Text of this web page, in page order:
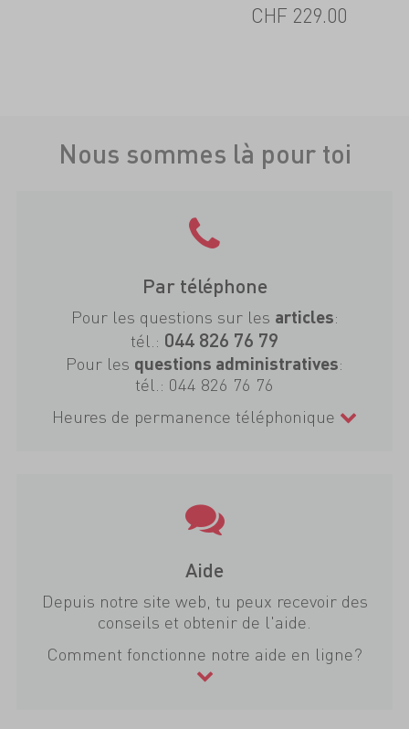
CHF 229.00
Nous sommes là pour toi
Par téléphone
Pour les questions sur les articles:
tél.: 044 826 76 79
Pour les questions administratives:
tél.: 044 826 76 76
Heures de permanence téléphonique
Aide
Depuis notre site web, tu peux recevoir des
conseils et obtenir de l'aide.
Comment fonctionne notre aide en ligne?